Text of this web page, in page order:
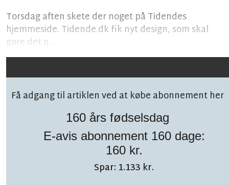
Torsdag aften skete der noget på Tidendes
hjemmeside. Tidende.dk fik nyt design, som skal
gøre det n...
Få adgang til artiklen ved at købe abonnement her
160 års fødselsdag
E-avis abonnement 160 dage:
160 kr.
Spar: 1.133 kr.
Følg debatten på facebook!